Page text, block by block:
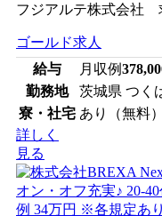
フジアルテ株式会社
ゴールド求人
給与
月収例
勤務地
茨城県 つく
寮・社宅 あり（無料）
詳しく
見る